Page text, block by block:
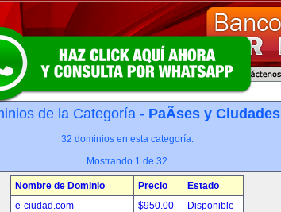
de la Categoría - PaÃ­ses y Ciudades
32 dominios en esta categoría.
Mostrando 1 de 32
Nombre de Dominio Precio
Estado
e-ciudad.com
$950.00
Disponible